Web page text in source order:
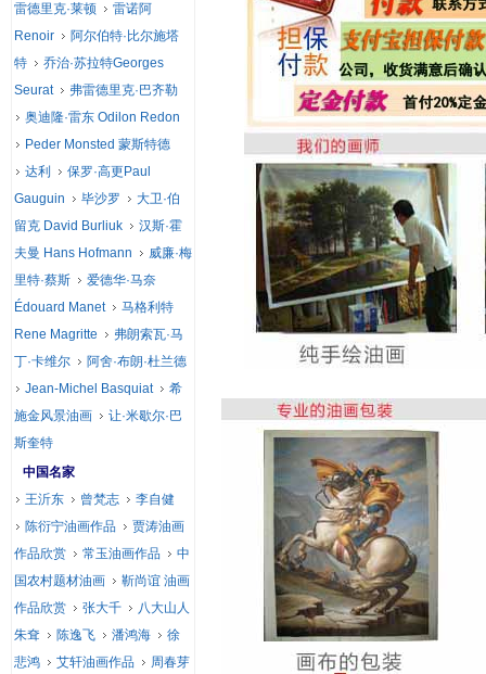
雷德里克·莱顿
雷诺阿
Renoir
阿尔伯特·比尔施塔
特
乔治·苏拉特Georges
Seurat
弗雷德里克·巴齐勒
奥迪隆·雷东 Odilon Redon
Peder Monsted 蒙斯特德
达利
保罗·高更Paul
Gauguin
毕沙罗
大卫·伯
留克 David Burliuk
汉斯·霍
夫曼 Hans Hofmann
威廉·梅
里特·蔡斯
爱德华·马奈
Édouard Manet
马格利特
Rene Magritte
弗朗索瓦·马
丁·卡维尔
阿舍·布朗·杜兰德
Jean-Michel Basquiat
希
施金风景油画
让·米歇尔·巴
斯奎特
中国名家
王沂东
曾梵志
李自健
陈衍宁油画作品
贾涛油画
作品欣赏
常玉油画作品
中
国农村题材油画
靳尚谊 油画
作品欣赏
张大千
八大山人
朱耷
陈逸飞 潘鸿海
徐
悲鸿
艾轩油画作品
周春芽